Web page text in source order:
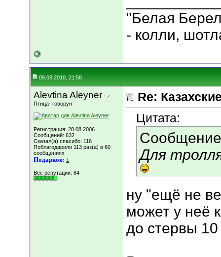
"Белая
- колли,
09.08.2010, 21:58
Alevtina Aleyner
Птица- говорун
Регистрация: 28.08.2006
Сообщений: 632
Сказал(а) спасибо: 116
Поблагодарили 113 раз(а) в 60
сообщениях
Подарков: 1
Вес репутации: 84
Re:
Цитата:
Для
ну "ещё не
может у неё
до стервы 10